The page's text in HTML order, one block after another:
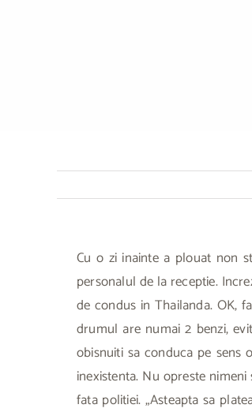
Cu o zi inainte a plouat non
personalul de la receptie.
de condus in Thailanda. OK,
drumul are numai 2 benzi,
obisnuiti sa conduca pe
inexistenta. Nu opreste
fata politiei. „Asteapta sa